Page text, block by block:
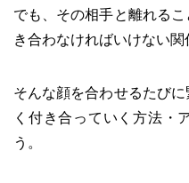
でも、その相手と離れる
き合わなければいけない関
そんな顔を合わせるたび
く付き合っていく方法・
う。